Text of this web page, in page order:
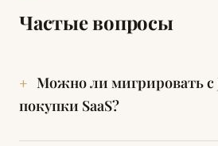
Частые вопросы
Можно ли мигрировать с
покупки SaaS?